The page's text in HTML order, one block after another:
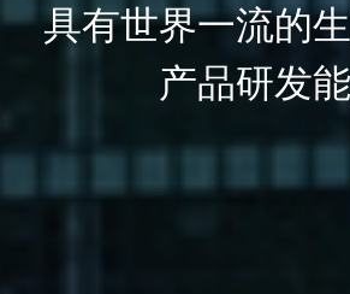
具有世界一流的
产品研发